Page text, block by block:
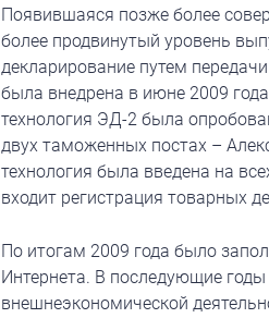
Появившаяся позже более
более продвинутый уровень
декларирование путем
была внедрена в июне 2009
технология ЭД-2 была
двух таможенных постах –
технология была введена на
входит регистрация товарных
По итогам 2009 года было
Интернета. В последующие
внешнеэкономической